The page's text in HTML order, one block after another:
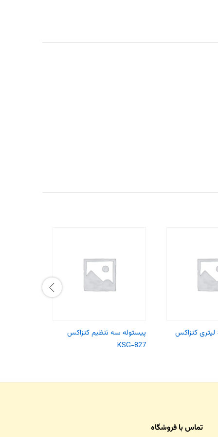
کمپرسورباد 50 لیتری کنزاکس
پیستوله سه تنظیم کنزاکس
KSG-827
تماس با فروشگاه